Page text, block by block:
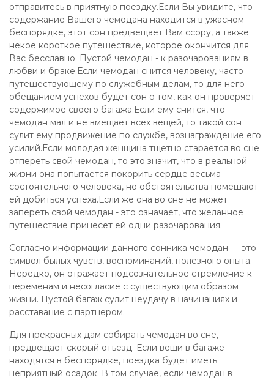
отправитесь в приятную поездку.Если Вы увидите, что
содержание Вашего чемодана находится в ужасном
беспорядке, этот сон предвещает Вам ссору, а также
некое короткое путешествие, которое окончится для
Вас бесславно. Пустой чемодан - к разочарованиям в
любви и браке.Если чемодан снится человеку, часто
путешествующему по служебным делам, то для него
обещанием успехов будет сон о том, как он проверяет
содержимое своего багажа.Если ему снится, что
чемодан мал и не вмещает всех вещей, то такой сон
сулит ему продвижение по службе, вознаграждение его
усилий.Если молодая женщина тщетно старается во сне
отпереть свой чемодан, то это значит, что в реальной
жизни она попытается покорить сердце весьма
состоятельного человека, но обстоятельства помешают
ей добиться успеха.Если же она во сне не может
запереть свой чемодан - это означает, что желанное
путешествие принесет ей одни разочарования.
Согласно информации данного сонника чемодан — это
символ былых чувств, воспоминаний, полезного опыта.
Нередко, он отражает подсознательное стремление к
переменам и несогласие с существующим образом
жизни. Пустой багаж сулит неудачу в начинаниях и
расставание с партнером.
Для прекрасных дам собирать чемодан во сне,
предвещает скорый отъезд. Если вещи в багаже
находятся в беспорядке, поездка будет иметь
неприятный осадок. В том случае, если чемодан в